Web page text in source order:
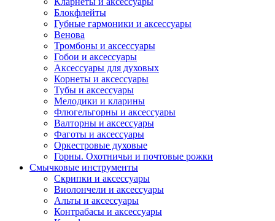
Блокфлейты
Губные гармоники и аксессуары
Венова
Тромбоны и аксессуары
Гобои и аксессуары
Аксессуары для духовых
Корнеты и аксессуары
Тубы и аксессуары
Мелодики и кларины
Флюгельгорны и аксессуары
Валторны и аксессуары
Фаготы и аксессуары
Оркестровые духовые
Горны. Охотничьи и почтовые рожки
Смычковые инструменты
Скрипки и аксессуары
Виолончели и аксессуары
Альты и аксессуары
Контрабасы и аксессуары